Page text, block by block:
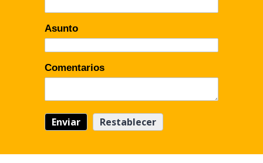
Asunto
Comentarios